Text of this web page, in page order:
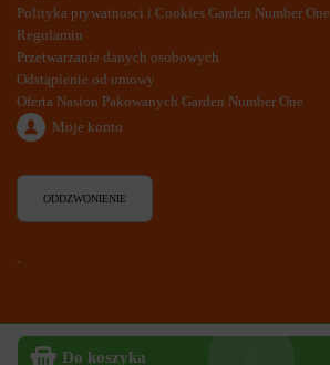
Do koszyka
Polityka prywatnosci i Cookies Garden Number One
Regulamin
Przetwarzanie danych osobowych
Odstąpienie od umowy
Oferta Nasion Pakowanych Garden Number One
Moje konto
ODDZWONIENIE
`